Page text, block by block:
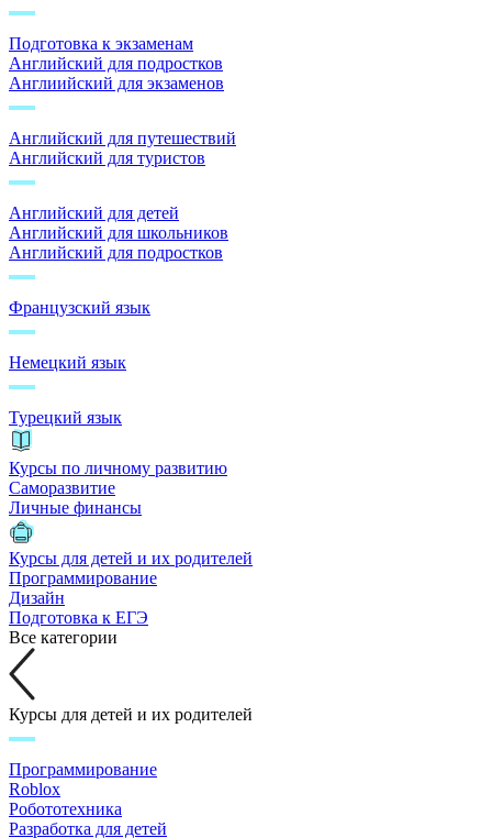
Подготовка к экзаменам
Английский для подростков
Англиийский для экзаменов
Английский для путешествий
Английский для туристов
Английский для детей
Английский для школьников
Английский для подростков
Французский язык
Немецкий язык
Турецкий язык
Курсы по личному развитию
Саморазвитие
Личные финансы
Курсы для детей и их родителей
Программирование
Дизайн
Подготовка к ЕГЭ
Все категории
Курсы для детей и их родителей
Программирование
Roblox
Робототехника
Разработка для детей